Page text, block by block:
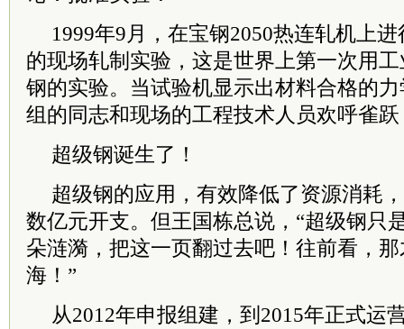
1999年9月，在宝钢2050热连轧机上
的现场轧制实验，这是世界上第一次用
钢的实验。当试验机显示出材料合格的
组的同志和现场的工程技术人员欢呼雀
超级钢诞生了！
超级钢的应用，有效降低了资源消耗
数亿元开支。但王国栋总说，“超级钢只
朵涟漪，把这一页翻过去吧！往前看，
海！”
从2012年申报组建，到2015年正式运